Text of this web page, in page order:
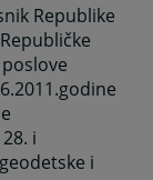
Republike
i
i